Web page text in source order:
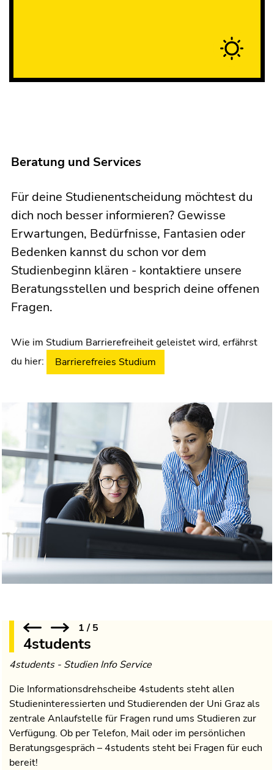
Beratung und Services
Für deine Studienentscheidung möchtest du
dich noch besser informieren? Gewisse
Erwartungen, Bedürfnisse, Fantasien oder
Bedenken kannst du schon vor dem
Studienbeginn klären - kontaktiere unsere
Beratungsstellen und besprich deine offenen
Fragen.
Wie im Studium Barrierefreiheit geleistet wird, erfährst
du hier:
Barrierefreies Studium
1/5
4students
4students - Studien Info Service
Die Informationsdrehscheibe 4students steht allen
Studieninteressierten und Studierenden der Uni Graz als
zentrale Anlaufstelle für Fragen rund ums Studieren zur
Verfügung. Ob per Telefon, Mail oder im persönlichen
Beratungsgespräch – 4students steht bei Fragen für euch
bereit!